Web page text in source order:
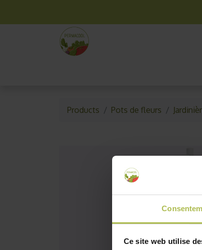
Ce site web utilise
Products Pots de fleurs